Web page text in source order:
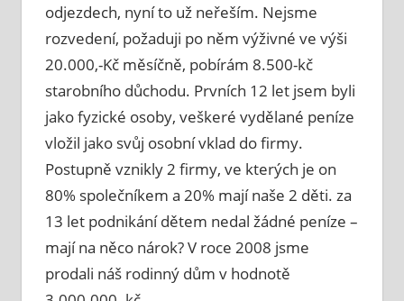
odjezdech, nyní to už neřeším. Nejsme
rozvedení, požaduji po něm výživné ve výši
20.000,-Kč měsíčně, pobírám 8.500-kč
starobního důchodu. Prvních 12 let jsem byli
jako fyzické osoby, veškeré vydělané peníze
vložil jako svůj osobní vklad do firmy.
Postupně vznikly 2 firmy, ve kterých je on
80% společníkem a 20% mají naše 2 děti. za
13 let podnikání dětem nedal žádné peníze –
mají na něco nárok? V roce 2008 jsme
prodali náš rodinný dům v hodnotě